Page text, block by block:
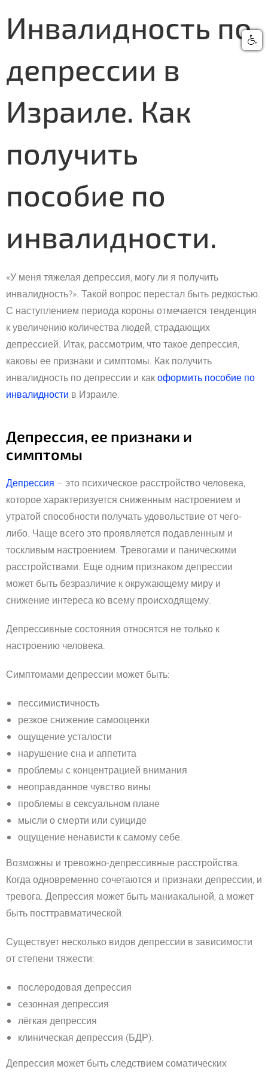
Инвалидность по
депрессии в
Израиле. Как
получить
пособие по
инвалидности.
«У меня тяжелая депрессия, могу ли я получить
инвалидность?». Такой вопрос перестал быть редкостью.
С наступлением периода короны отмечается тенденция
к увеличению количества людей, страдающих
депрессией. Итак, рассмотрим, что такое депрессия,
каковы ее признаки и симптомы. Как получить
инвалидность по депрессии и какоформить пособие по
инвалидности в Израиле.
Депрессия, ее признаки и
симптомы
Депрессия – это психическое расстройство человека,
которое характеризуется сниженным настроением и
утратой способности получать удовольствие от чего-
либо. Чаще всего это проявляется подавленным и
тоскливым настроением. Тревогами и паническими
расстройствами. Еще одним признаком депрессии
может быть безразличие к окружающему миру и
снижение интереса ко всему происходящему.
Депрессивные состояния относятся не только к
настроению человека.
Симптомами депрессии может быть:
пессимистичность
резкое снижение самооценки
ощущение усталости
нарушение сна и аппетита
проблемы с концентрацией внимания
неоправданное чувство вины
проблемы в сексуальном плане
мысли о смерти или суициде
ощущение ненависти к самому себе.
Возможны и тревожно-депрессивные расстройства.
Когда одновременно сочетаются и признаки депрессии, и
тревога. Депрессия может быть маниакальной, а может
быть посттравматической.
Существует несколько видов депрессии в зависимости
от степени тяжести:
послеродовая депрессия
сезонная депрессия
лёгкая депрессия
клиническая депрессия (БДР).
Депрессия может быть следствием соматических